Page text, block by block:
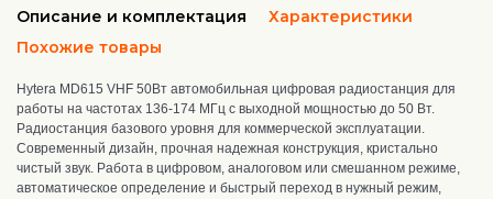
Описание и комплектация
Характеристики
Похожие товары
Hytera MD615 VHF 50Вт автомобильная цифровая радиостанция для
работы на частотах 136-174 МГц с выходной мощностью до 50 Вт.
Радиостанция базового уровня для коммерческой эксплуатации.
Современный дизайн, прочная надежная конструкция, кристально
чистый звук. Работа в цифровом, аналоговом или смешанном режиме,
автоматическое определение и быстрый переход в нужный режим,